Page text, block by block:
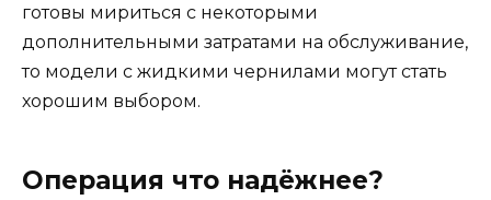
готовы мириться с некоторыми
дополнительными затратами на обслуживание,
то модели с жидкими чернилами могут стать
хорошим выбором.
Операция что надёжнее?